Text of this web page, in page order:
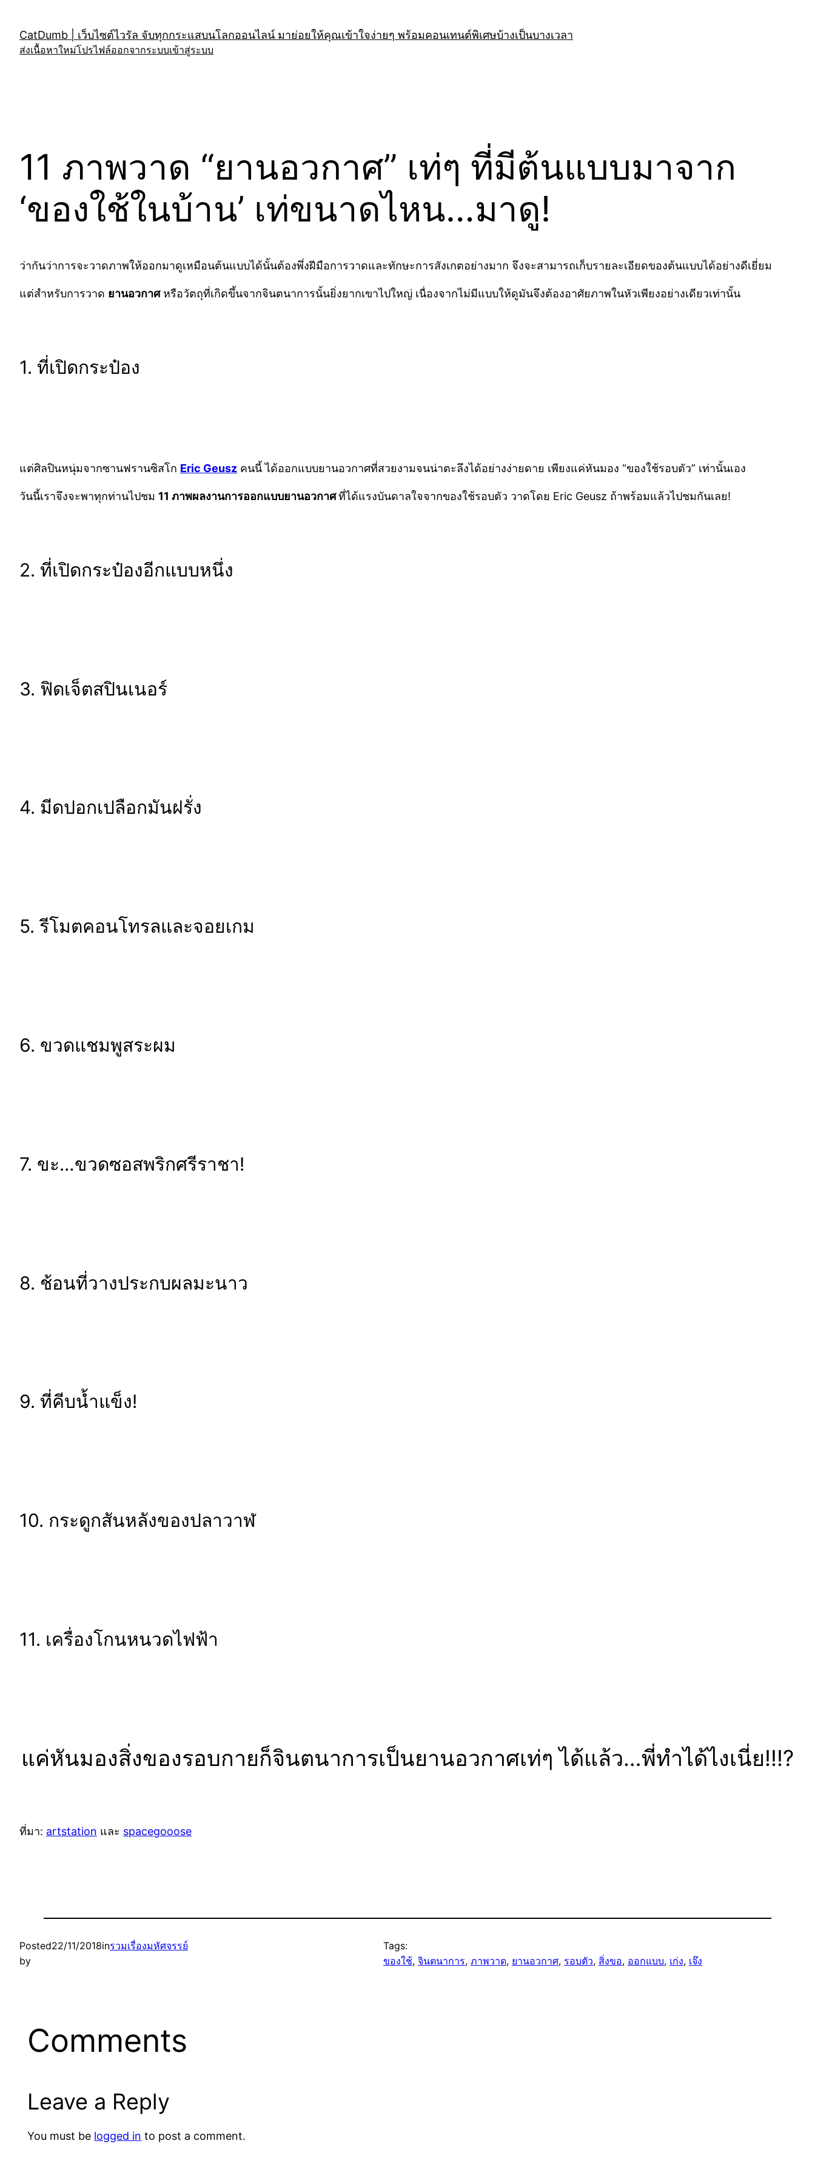
content
CatDumb | เว็บไซต์ไวรัล จับทุกกระแสบนโลกออนไลน์ มาย่อยให้คุณเข้าใจง่ายๆ พร้อมคอนเทนต์พิเศษบ้างเป็นบางเวลา
ส่งเนื้อหาใหม่โปรไฟล์ออกจากระบบเข้าสู่ระบบ
11 ภาพวาด “ยานอวกาศ” เท่ๆ ที่มีต้นแบบมาจาก
‘ของใช้ในบ้าน’ เท่ขนาดไหน…มาดู!
ว่ากันว่าการจะวาดภาพให้ออกมาดูเหมือนต้นแบบได้นั้นต้องพึ่งฝีมือการวาดและทักษะการสังเกตอย่างมาก จึงจะสามารถเก็บรายละเอียดของต้นแบบได้อย่างดีเยี่ยม
แต่สำหรับการวาด ยานอวกาศหรือวัตถุที่เกิดขึ้นจากจินตนาการนั้นยิ่งยากเขาไปใหญ่ เนื่องจากไม่มีแบบให้ดูมันจึงต้องอาศัยภาพในหัวเพียงอย่างเดียวเท่านั้น
1. ที่เปิดกระป๋อง
แต่ศิลปินหนุ่มจากซานฟรานซิสโก Eric Geusz คนนี้ ได้ออกแบบยานอวกาศที่สวยงามจนน่าตะลึงได้อย่างง่ายดาย เพียงแค่หันมอง “ของใช้รอบตัว” เท่านั้นเอง
วันนี้เราจึงจะพาทุกท่านไปชม 11 ภาพผลงานการออกแบบยานอวกาศที่ได้แรงบันดาลใจจากของใช้รอบตัว วาดโดย Eric Geusz ถ้าพร้อมแล้วไปชมกันเลย!
2. ที่เปิดกระป๋องอีกแบบหนึ่ง
3. ฟิดเจ็ตสปินเนอร์
4. มีดปอกเปลือกมันฝรั่ง
5. รีโมตคอนโทรลและจอยเกม
6. ขวดแชมพูสระผม
7. ขะ…ขวดซอสพริกศรีราชา!
8. ช้อนที่วางประกบผลมะนาว
9. ที่คีบน้ำแข็ง!
10. กระดูกสันหลังของปลาวาฬ
11. เครื่องโกนหนวดไฟฟ้า
แค่หันมองสิ่งของรอบกายก็จินตนาการเป็นยานอวกาศเท่ๆ ได้แล้ว…พี่ทำได้ไงเนี่ย!!!?
ที่มา: artstation และ spacegooose
Posted22/11/2018inรวมเรื่องมหัศจรรย์
by
Tags:
ของใช้, จินตนาการ, ภาพวาด, ยานอวกาศ, รอบตัว, สิ่งขอ, ออกแบบ, เก่ง, เจ๊ง
Comments
Leave a Reply
You must be logged in to post a comment.